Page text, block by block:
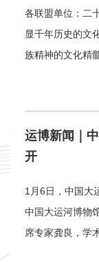
各联盟单位：二
显千年历史的文
族精神的文化精
生等时代精神
馆联盟秘书处将
承”主题学术交流
运博新闻｜
开
1月6日，中国大
中国大运河博物
席专家龚良，学